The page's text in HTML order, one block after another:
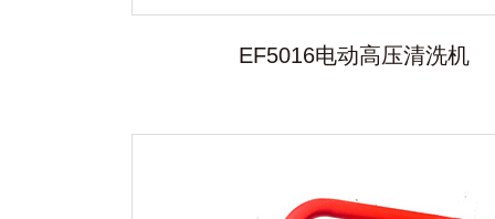
EF5016电动高压清洗机